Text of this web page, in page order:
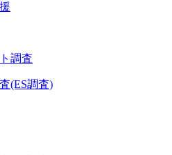
調査
(ES調査)